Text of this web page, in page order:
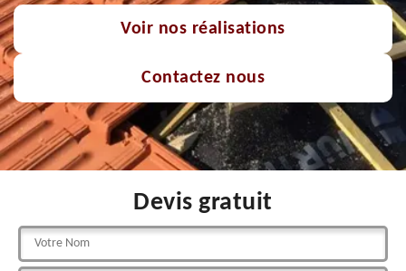
Voir nos réalisations
Contactez nous
Devis gratuit